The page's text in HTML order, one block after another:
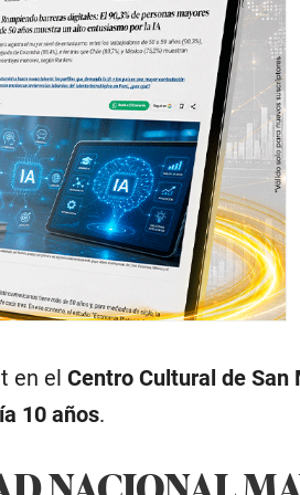
en el Centro Cultural de San
10 años.